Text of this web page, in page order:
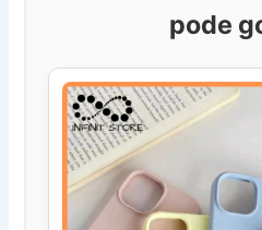
pode